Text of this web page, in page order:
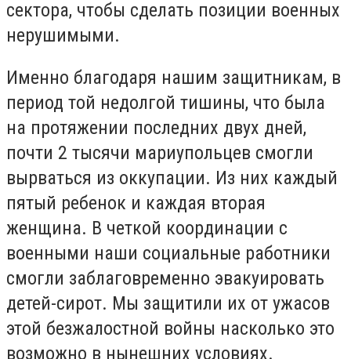
сектора, чтобы сделать позиции военных
нерушимыми.
Именно благодаря нашим защитникам, в
период той недолгой тишины, что была
на протяжении последних двух дней,
почти 2 тысячи мариупольцев смогли
вырваться из оккупации. Из них каждый
пятый ребенок и каждая вторая
женщина. В четкой координации с
военными наши социальные работники
смогли заблаговременно эвакуировать
детей-сирот. Мы защитили их от ужасов
этой безжалостной войны насколько это
возможно в нынешних условиях.